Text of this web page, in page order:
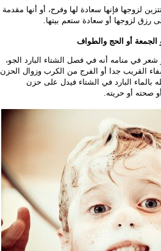
لزوجها فإنها سعادة لها وفرح، أو أنها مقدمة
لزوجها أو سعادة ستعم بيتها.
الجمعة أو الحج والطواف
في منامه أنه في فصل الشتاء البارد الجو،
القريب جدا أو الفرج من الكرب وزوال الحزن
البارد في الشتاء فيدل على حزن
صحته أو حريته.